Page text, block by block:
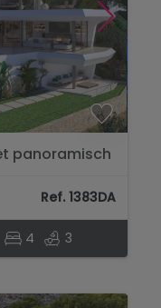
panoramisch
Ref. 1383DA
4 3